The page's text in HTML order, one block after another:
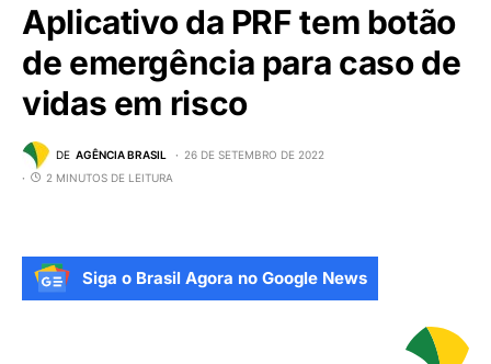
Aplicativo da PRF tem botão
de emergência para caso de
vidas em risco
DE AGÊNCIA BRASIL
26 DE SETEMBRO DE 2022
2 MINUTOS DE LEITURA
Siga o Brasil Agora no Google News